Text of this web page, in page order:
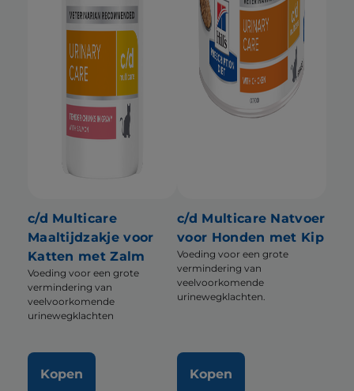
c/d Multicare
Maaltijdzakje voor
Katten met Zalm
Voeding voor een grote
vermindering van
veelvoorkomende
urinewegklachten
Kopen
c/d Multicare Natvoer
voor Honden met Kip
Voeding voor een grote
vermindering van
veelvoorkomende
urinewegklachten.
Kopen